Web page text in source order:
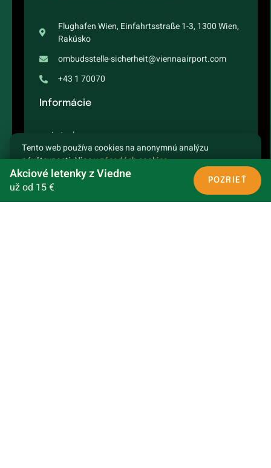
Tento web používa cookies na anonymnú analýzu
návštevnosti. Viac vzásadách cookies.
ROZUMIEM ODMIETNUŤ
Flughafen Wien, Einfahrtsstraße 1-3, 1300 Wien,
Rakúsko
ombudsstelle-sicherheit@viennaairport.com
+43 1 70070
Informácie
Letenky
Letový poriadok
Destinácie
Akciové letenky z Viedne
už od 15 € POZRIEŤ